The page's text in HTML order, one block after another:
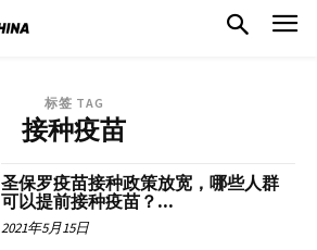
标签 TAG
接种疫苗
圣保罗疫苗接种政策放宽，哪些人群
可以提前接种疫苗？...
2021年5月15日